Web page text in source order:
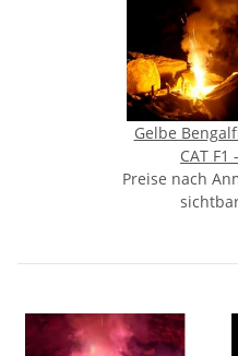
Gelbe
CAT F1 -
Preise nach